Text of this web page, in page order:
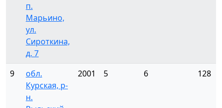
п.
Марьино,
ул.
Сироткина,
д. 7
9
обл.
Курская, р-
н.
2001 5 6 128